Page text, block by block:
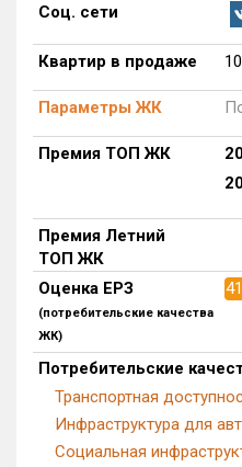
Многоквартирных домов
Блокированных домов
Домов с апартаментами
Поселков таунхаусов
Многоквартирных домов
Блокированных домов
блоков в БД
Соц. сети
Квартир в продаже
Параметры ЖК
Премия ТОП ЖК
Премия Летний
ТОП ЖК
Оценка ЕРЗ
(потребительские качества
ЖК)
Потребительские
Транспортная
Инфраструктура для
Социальная